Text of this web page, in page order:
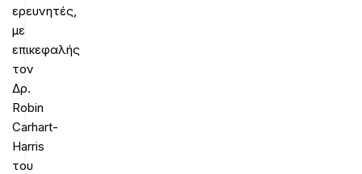
ερευνητές,
με
επικεφαλής
τον
Δρ.
Robin
Carhart-
Harris
του